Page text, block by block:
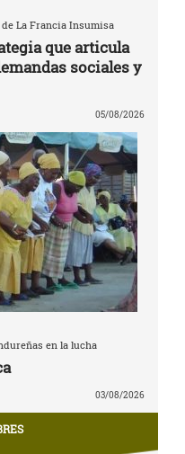
La Francia Insumisa
que articula
sociales y
05/08/2026
en la lucha
03/08/2026